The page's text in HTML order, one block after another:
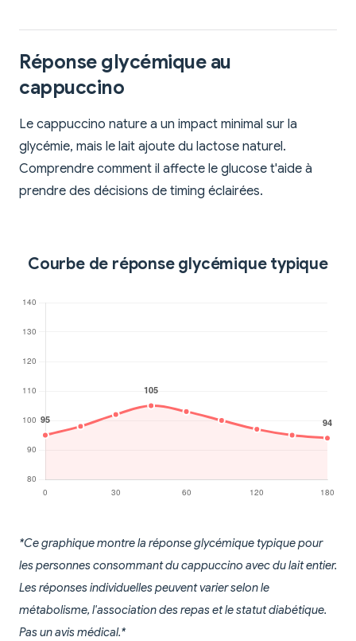
Réponse glycémique au
cappuccino
Le cappuccino nature a un impact minimal sur la
glycémie, mais le lait ajoute du lactose naturel.
Comprendre comment il affecte le glucose t'aide à
prendre des décisions de timing éclairées.
Courbe de réponse glycémique typique
*Ce graphique montre la réponse glycémique typique pour
les personnes consommant du cappuccino avec du lait entier.
Les réponses individuelles peuvent varier selon le
métabolisme, l'association des repas et le statut diabétique.
Pas un avis médical.*